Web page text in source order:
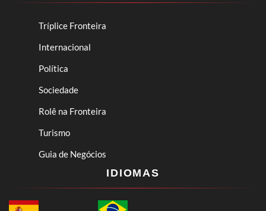
Tríplice Fronteira
Internacional
Política
Sociedade
Rolê na Fronteira
Turismo
Guia de Negócios
IDIOMAS